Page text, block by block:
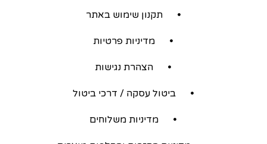
תקנון שימוש באתר
מדיניות פרטיות
הצהרת נגישות
ביטול עסקה / דרכי ביטול
מדיניות משלוחים